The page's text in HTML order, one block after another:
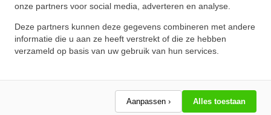
onze partners voor social media, adverteren en analyse.
Deze partners kunnen deze gegevens combineren met andere
informatie die u aan ze heeft verstrekt of die ze hebben
verzameld op basis van uw gebruik van hun services.
Aanpassen › Alles toestaan